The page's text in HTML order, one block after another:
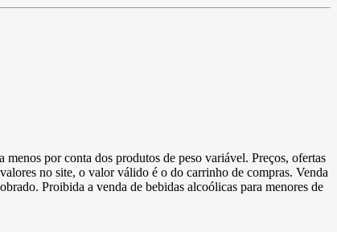
por conta dos produtos de peso variável. Preços, ofertas
no site, o valor válido é o do carrinho de compras. Venda
Proibida a venda de bebidas alcoólicas para menores de